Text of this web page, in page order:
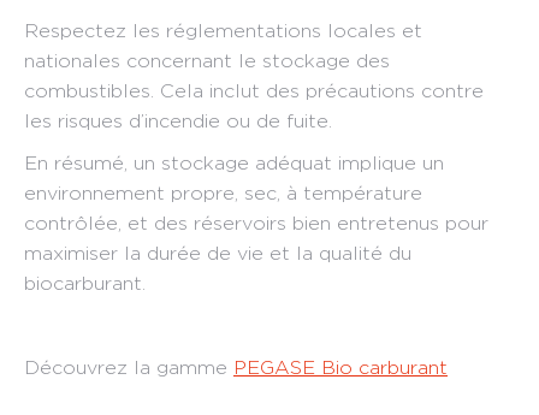
Respectez les réglementations locales et
nationales concernant le stockage des
combustibles. Cela inclut des précautions contre
les risques d’incendie ou de fuite.
En résumé, un stockage adéquat implique un
environnement propre, sec, à température
contrôlée, et des réservoirs bien entretenus pour
maximiser la durée de vie et la qualité du
biocarburant.
Découvrez la gamme PEGASE Bio carburant